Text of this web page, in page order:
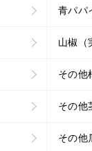
青パパ
山椒（
その他
その他
その他